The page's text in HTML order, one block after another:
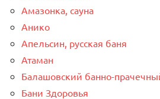
Амазонка, сауна
Анико
Апельсин, русская баня
Атаман
Балашовский банно-
Бани Здоровья